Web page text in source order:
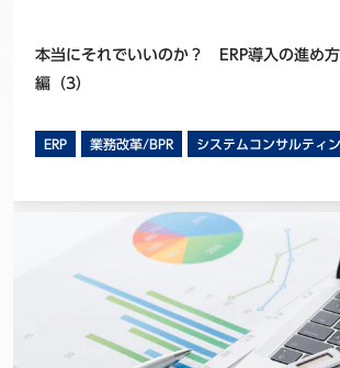
本当にそれでいいのか？ ERP導入の進め
編（3）
ERP 業務改革/BPR システムコンサルティ